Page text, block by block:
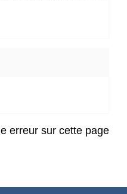
erreur sur cette page